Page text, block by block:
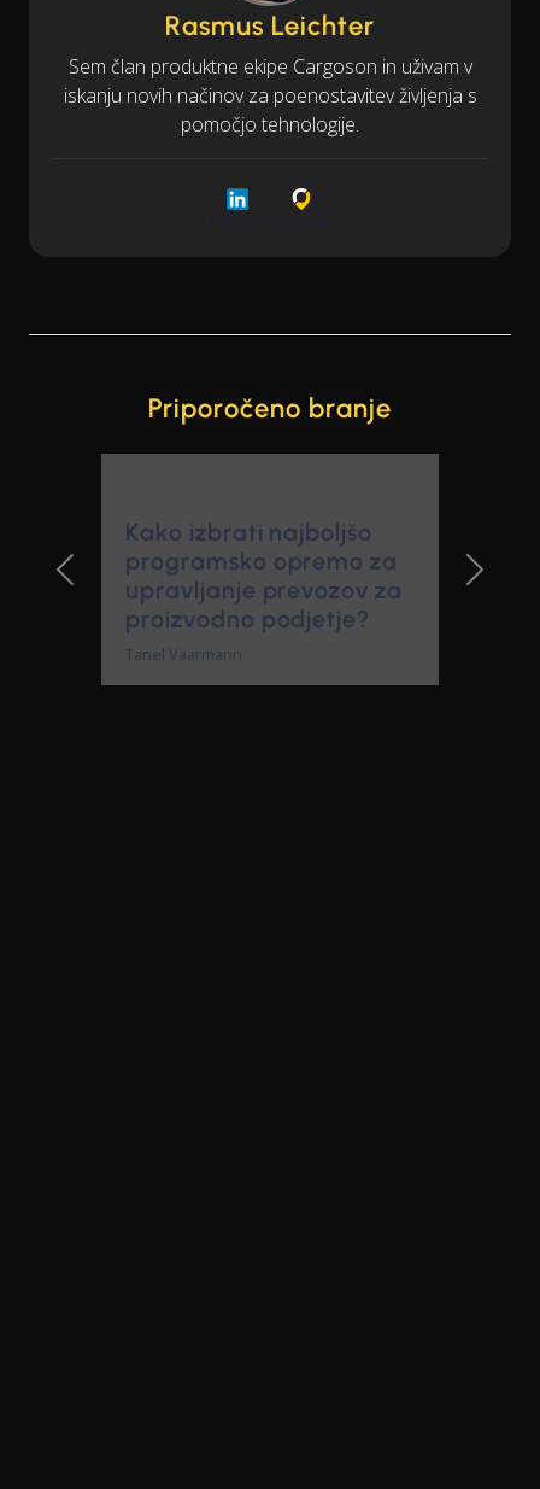
Rasmus Leichter
Sem član produktne ekipe Cargoson in uživam v
iskanju novih načinov za poenostavitev življenja s
pomočjo tehnologije.
Priporočeno branje
programsko opremo za
upravljanje prevozov za
proizvodno podjetje?
Tanel Vaarmann
Previous Slide Next